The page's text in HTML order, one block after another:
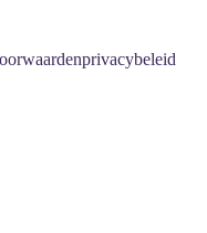
privacybeleid